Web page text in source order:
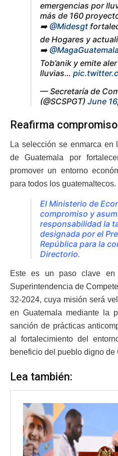
emergencias por
más de 160
➡️ @Midesgt
de Hogares y
➡️
Tob’anik y emite
lluvias…
— Secretaría de
(@SCSPGT) June
Reafirma compromiso
La selección se enmarca en
de Guatemala por
promover un entorno
para todos los guatemaltecos.
El Ministerio de
compromiso y
responsabilidad la
designada por el
República para la
Directorio.
Este es un paso clave en
Superintendencia de
32-2024, cuya misión será
en Guatemala mediante la
sanción de prácticas
al fortalecimiento del
beneficio del pueblo digno de
Lea también: